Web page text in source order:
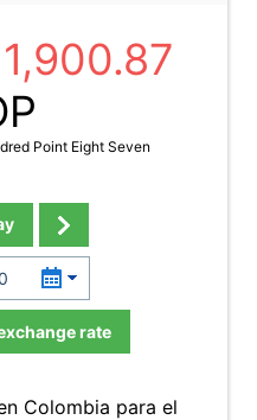
1,900.87
Point Eight Seven
rate
Colombia para el